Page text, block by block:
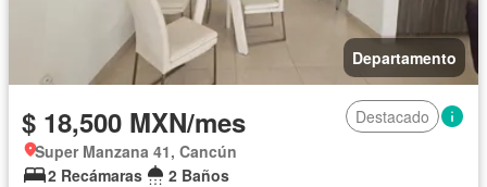
Departamento
$ 18,500 MXN/mes
Destacado
Super Manzana 41, Cancún
2 Recámaras
2 Baños